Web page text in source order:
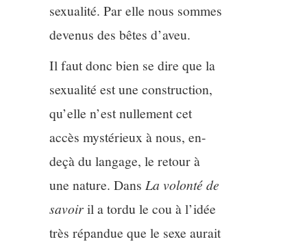
sexualité. Par elle nous sommes
devenus des bêtes d’aveu.
Il faut donc bien se dire que la
sexualité est une construction,
qu’elle n’est nullement cet
accès mystérieux à nous, en-
deçà du langage, le retour à
une nature. DansLa volonté de
savoiril a tordu le cou à l’idée
très répandue que le sexe aurait